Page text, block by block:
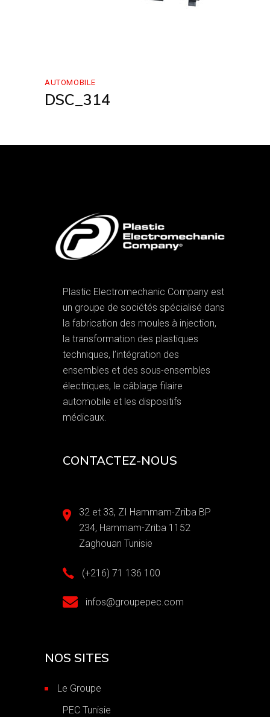
AUTOMOBILE
DSC_314
Plastic Electromechanic Company est
un groupe de sociétés spécialisé dans
la fabrication des moules à injection,
la transformation des plastiques
techniques, l’intégration des
ensembles et des sous-ensembles
électriques, le câblage filaire
automobile et les dispositifs
médicaux.
CONTACTEZ-NOUS
32 et 33, ZI Hammam-Zriba BP
234, Hammam-Zriba 1152
Zaghouan Tunisie
(+216) 71 136 100
infos@groupepec.com
NOS SITES
Le Groupe
PEC Tunisie